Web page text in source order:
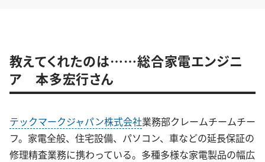
教えてくれたのは……総合家電エンジニ
ア 本多宏行さん
テックマークジャパン株式会社業務部クレームチームチー
フ。家電全般、住宅設備、パソコン、車などの延長保証の
修理精査業務に携わっている。多種多様な家電製品の幅広